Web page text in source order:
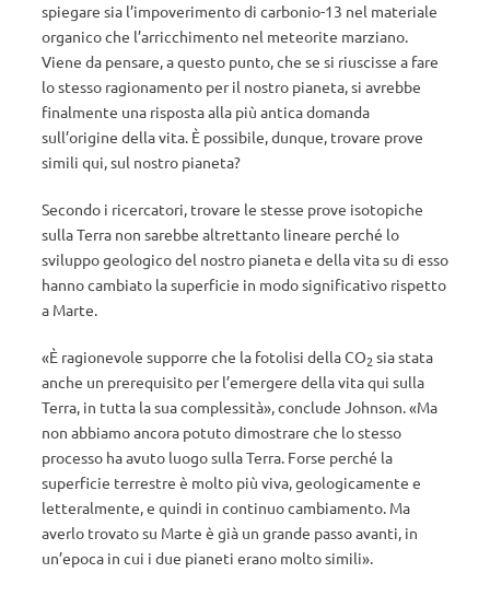
spiegare sia l’impoverimento di carbonio-13 nel materiale
organico che l’arricchimento nel meteorite marziano.
Viene da pensare, a questo punto, che se si riuscisse a fare
lo stesso ragionamento per il nostro pianeta, si avrebbe
finalmente una risposta alla più antica domanda
sull’origine della vita. È possibile, dunque, trovare prove
simili qui, sul nostro pianeta?
Secondo i ricercatori, trovare le stesse prove isotopiche
sulla Terra non sarebbe altrettanto lineare perché lo
sviluppo geologico del nostro pianeta e della vita su di esso
hanno cambiato la superficie in modo significativo rispetto
a Marte.
«È ragionevole supporre che la fotolisi della CO2 sia stata
anche un prerequisito per l’emergere della vita qui sulla
Terra, in tutta la sua complessità», conclude Johnson. «Ma
non abbiamo ancora potuto dimostrare che lo stesso
processo ha avuto luogo sulla Terra. Forse perché la
superficie terrestre è molto più viva, geologicamente e
letteralmente, e quindi in continuo cambiamento. Ma
averlo trovato su Marte è già un grande passo avanti, in
un’epoca in cui i due pianeti erano molto simili».